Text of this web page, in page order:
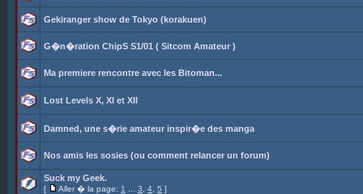
Gekiranger show de Tokyo (korakuen)
G�n�ration ChipS S1/01 ( Sitcom Amateur )
Ma premiere rencontre avec les Bitoman...
Lost Levels X, XI et XII
Damned, une s�rie amateur inspir�e des manga
Nos amis les sosies (ou comment relancer un forum)
Suck my Geek.
[ Aller � la page: 1 3 4 5 ]